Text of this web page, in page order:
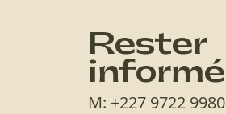
Rester
informé
M: +227 9722 9980